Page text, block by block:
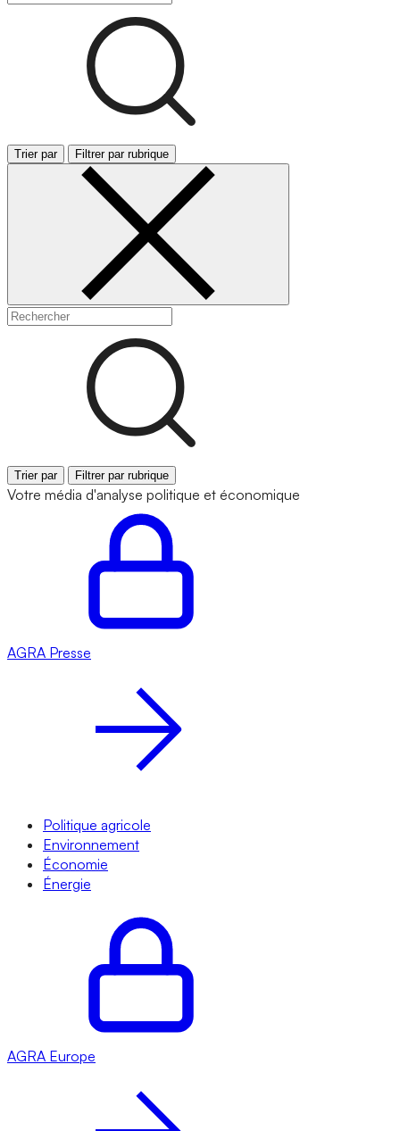
Trier par Filtrer par rubrique
Trier par Filtrer par rubrique
Votre média d'analyse politique et économique
AGRA Presse
Politique agricole
Environnement
Économie
Énergie
AGRA Europe